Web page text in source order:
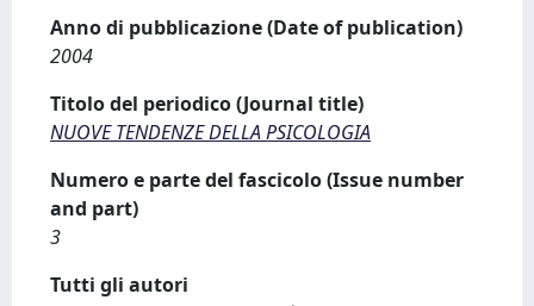
Anno di pubblicazione (Date of publication)
2004
Titolo del periodico (Journal title)
NUOVE TENDENZE DELLA PSICOLOGIA
Numero e parte del fascicolo (Issue number
and part)
3
Tutti gli autori